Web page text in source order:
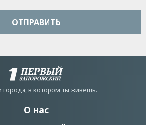
ОТПРАВИТЬ
города, в котором ты живешь.
О нас